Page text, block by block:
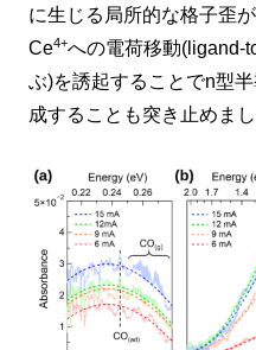
に生じる局所的な格子歪
Ce4+への電荷移動(ligand-
ぶ)を誘起することでn型
成することも突き止めまし